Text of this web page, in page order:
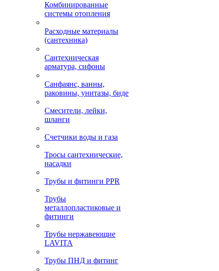
Комбинированные
системы отопления
Расходные материалы
(сантехника)
Сантехническая
арматура, сифоны
Санфаянс, ванны,
раковины, унитазы, биде
Смесители, лейки,
шланги
Счетчики воды и газа
Тросы сантехнические,
насадки
Трубы и фитинги PPR
Трубы
металлопластиковые и
фитинги
Трубы нержавеющие
LAVITA
Трубы ПНД и фитинг